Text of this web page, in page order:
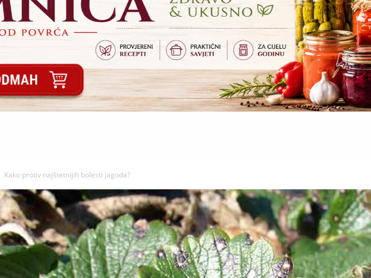
Kako protiv najštetnijih bolesti jagoda?